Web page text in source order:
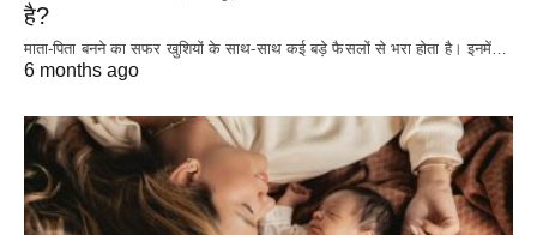
है?
माता-पिता बनने का सफर खुशियों के साथ-साथ कई बड़े फैसलों से भरा होता है। इनमें…
6 months ago